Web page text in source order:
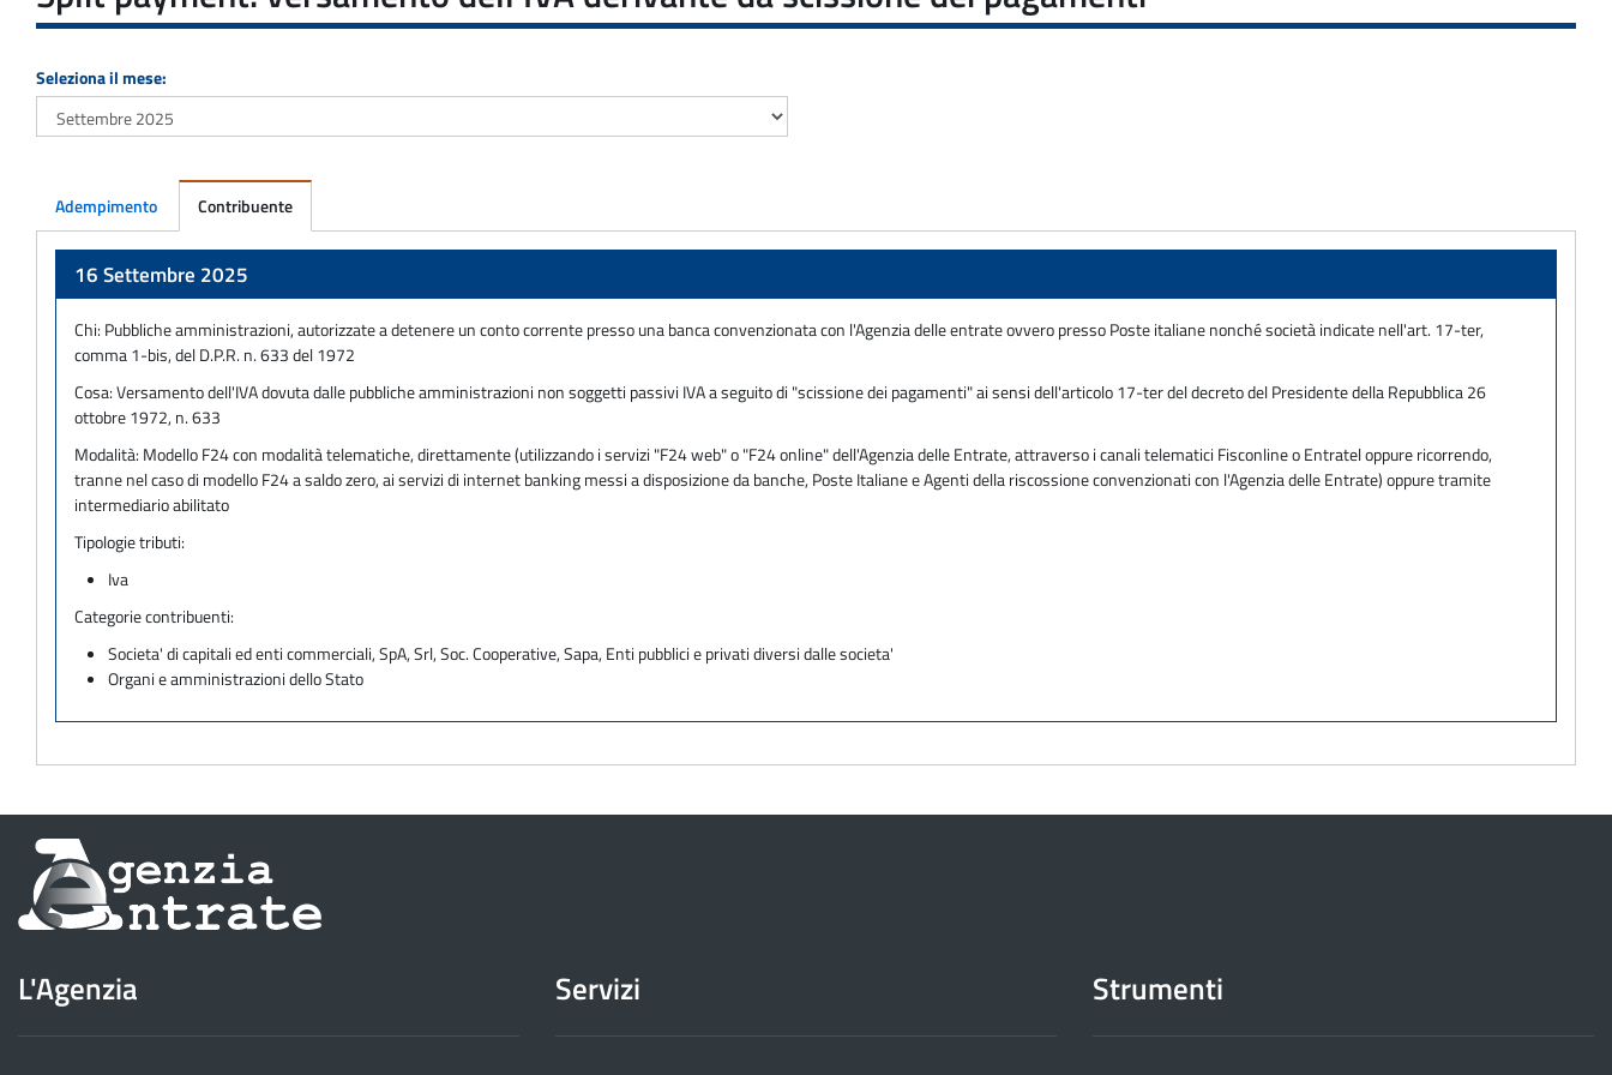
Seleziona il mese:
Adempimento Contribuente
16 Settembre 2025
Chi: Pubbliche amministrazioni, autorizzate a detenere un conto corrente presso una banca convenzionata con l'Agenzia delle entrate ovvero presso Poste italiane nonché società indicate nell'art. 17-ter,
comma 1-bis, del D.P.R. n. 633 del 1972
Cosa:Versamento dell'IVA dovuta dalle pubbliche amministrazioni non soggetti passivi IVA a seguito di "scissione dei pagamenti" ai sensi dell'articolo 17-ter del decreto del Presidente della Repubblica 26
ottobre 1972, n. 633
Modalità: Modello F24 con modalità telematiche, direttamente (utilizzando i servizi "F24 web" o "F24 online" dell'Agenzia delle Entrate, attraverso i canali telematici Fisconline o Entratel oppure ricorrendo,
tranne nel caso di modello F24 a saldo zero, ai servizi di internet banking messi a disposizione da banche, Poste Italiane e Agenti della riscossione convenzionati con l'Agenzia delle Entrate) oppure tramite
intermediario abilitato
Tipologie tributi:
Iva
Categorie contribuenti:
Societa' di capitali ed enti commerciali, SpA, Srl, Soc. Cooperative, Sapa, Enti pubblici e privati diversi dalle societa'
Organi e amministrazioni dello Stato
Informazioni
sul
dell'Agenzia
delle
L'Agenzia Servizi Strumenti